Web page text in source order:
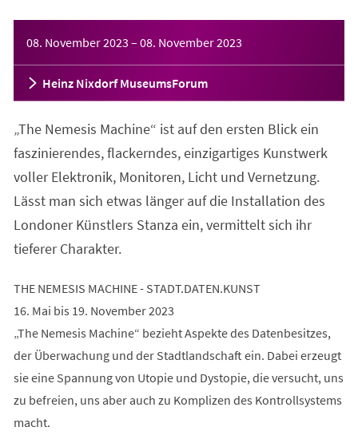
08. November 2023 – 08. November 2023
Heinz Nixdorf MuseumsForum
„The Nemesis Machine“ ist auf den ersten Blick ein
faszinierendes, flackerndes, einzigartiges Kunstwerk
voller Elektronik, Monitoren, Licht und Vernetzung.
Lässt man sich etwas länger auf die Installation des
Londoner Künstlers Stanza ein, vermittelt sich ihr
tieferer Charakter.
THE NEMESIS MACHINE - STADT.DATEN.KUNST
16. Mai bis 19. November 2023
„The Nemesis Machine“ bezieht Aspekte des Datenbesitzes,
der Überwachung und der Stadtlandschaft ein. Dabei erzeugt
sie eine Spannung von Utopie und Dystopie, die versucht, uns
zu befreien, uns aber auch zu Komplizen des Kontrollsystems
macht.